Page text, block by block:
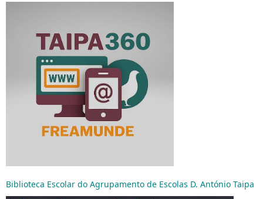
Biblioteca Escolar do Agrupamento de Escolas D. António Taipa